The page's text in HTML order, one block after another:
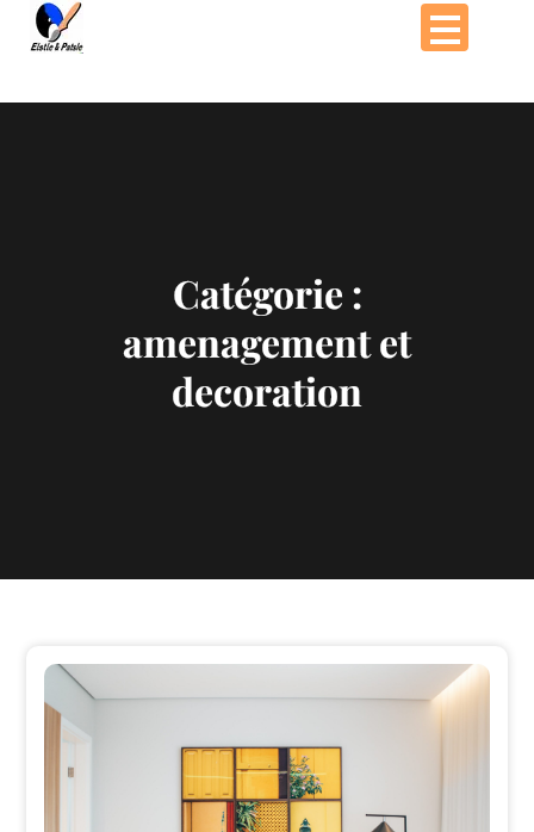
Passer
Catégorie :
amenagement et
decoration